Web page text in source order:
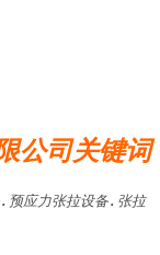
公司关键词
预应力张拉设备.张拉